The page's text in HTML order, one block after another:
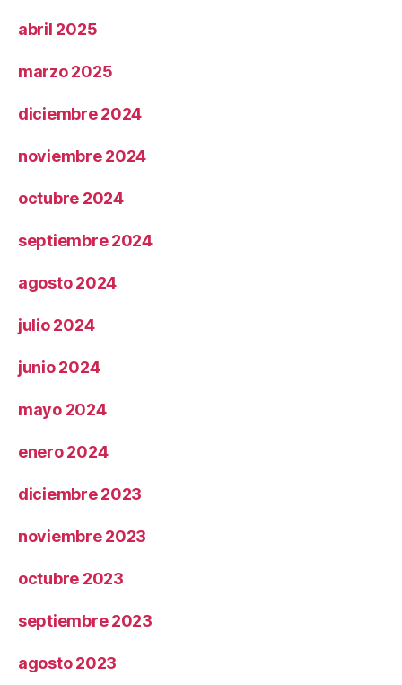
abril 2025
marzo 2025
diciembre 2024
noviembre 2024
octubre 2024
septiembre 2024
agosto 2024
julio 2024
junio 2024
mayo 2024
enero 2024
diciembre 2023
noviembre 2023
octubre 2023
septiembre 2023
agosto 2023